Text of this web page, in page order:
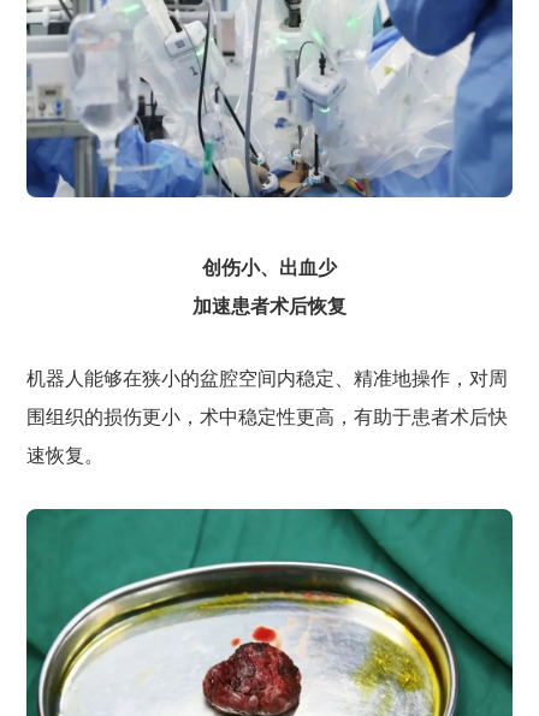
创伤小、出血少
加速患者术后恢复
机器人能够在狭小的盆腔空间内稳定、精准地操作，对周
围组织的损伤更小，术中稳定性更高，有助于患者术后快
速恢复。